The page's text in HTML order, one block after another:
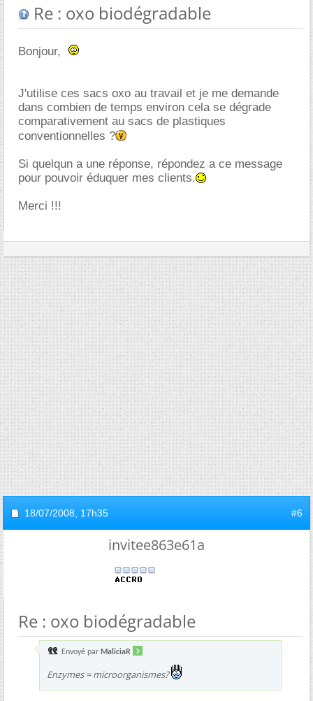
Re : oxo biodégradable
Bonjour,
J'utilise ces sacs oxo au travail et je me demande
dans combien de temps environ cela se dégrade
comparativement au sacs de plastiques
conventionnelles ?
Si quelqun a une réponse, répondez a ce message
pour pouvoir éduquer mes clients.
Merci !!!
18/07/2008, 17h35 #6
invitee863e61a
Re : oxo biodégradable
Envoyé par MaliciaR
Enzymes = microorganismes?